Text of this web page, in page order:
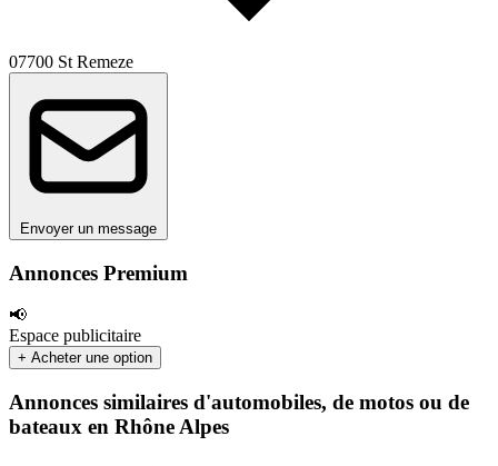
Annonces Premium
📢
Espace publicitaire
+ Acheter une option
07700 St Remeze
Envoyer un message
Annonces similaires d'automobiles, de motos ou de
bateaux en Rhône Alpes